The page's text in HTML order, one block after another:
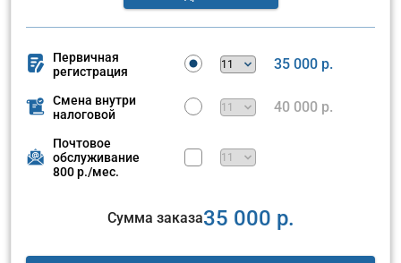
Первичная
регистрация
35 000 р.
Смена внутри
налоговой
40 000 р.
Почтовое
обслуживание
800 р./мес.
Сумма заказа35 000 р.